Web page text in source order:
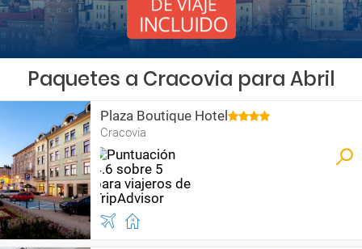
Paquetes a Cracovia para Abril
Plaza Boutique Hotel
Cracovia